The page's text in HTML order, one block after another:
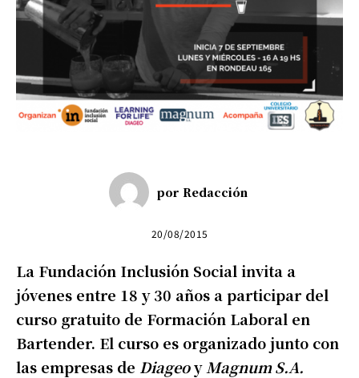
por Redacción
20/08/2015
La Fundación Inclusión Social invita a
jóvenes entre 18 y 30 años a participar del
curso gratuito de Formación Laboral en
Bartender. El curso es organizado junto con
las empresas de Diageoy Magnum S.A.